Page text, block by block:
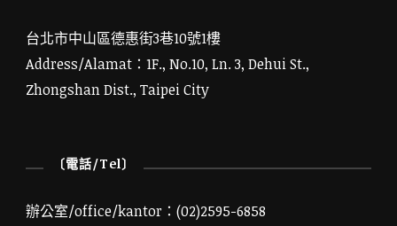
台北市中山區德惠街3巷10號1樓
Address/Alamat：1F., No.10, Ln. 3, Dehui St.,
Zhongshan Dist., Taipei City
〔電話/Tel〕
辦公室/office/kantor：(02)2595-6858